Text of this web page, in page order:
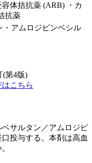
容体拮抗薬 (ARB) ・カ
抗薬
・アムロジピンベシル
(第4版)
こちら
サルタン／アムロジピ
投与する。本剤は高血